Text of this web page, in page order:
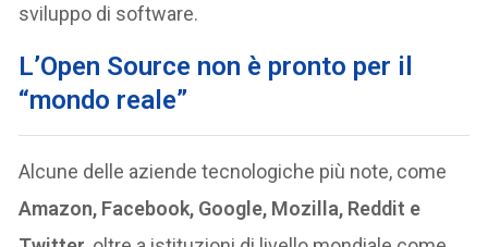
sviluppo di software.
L’Open Source non è pronto per il
“mondo reale”
Alcune delle aziende tecnologiche più note, come
Amazon, Facebook, Google, Mozilla, Reddit e